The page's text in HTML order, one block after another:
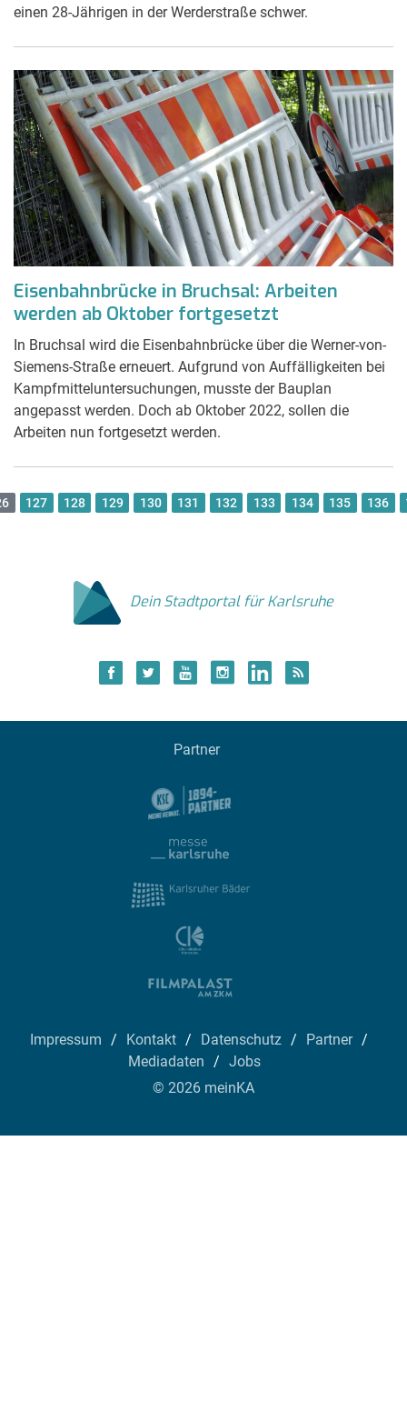
einen 28-Jährigen in der Werderstraße schwer.
Eisenbahnbrücke in Bruchsal: Arbeiten
werden ab Oktober fortgesetzt
In Bruchsal wird die Eisenbahnbrücke über die Werner-von-
Siemens-Straße erneuert. Aufgrund von Auffälligkeiten bei
Kampfmitteluntersuchungen, musste der Bauplan
angepasst werden. Doch ab Oktober 2022, sollen die
Arbeiten nun fortgesetzt werden.
127 128 129 130 131 132 133 134 135 136
Dein Stadtportal für Karlsruhe
Partner
Impressum Kontakt Datenschutz
Partner
Mediadaten
Jobs
© 2026 meinKA